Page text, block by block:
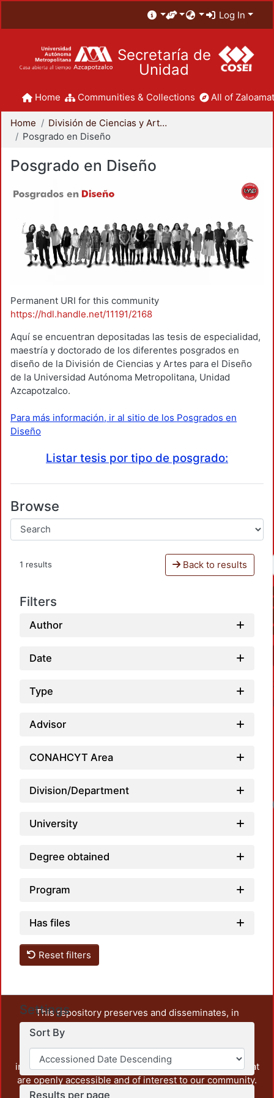
Log In
Secretaría de
Unidad
Home Communities & Collections All of
Home
División de Ciencias y Artes para el Diseño
Posgrado en Diseño
Posgrado en Diseño
Permanent URI for this community
https://hdl.handle.net/11191/2168
Aquí se encuentran depositadas las tesis de especialidad,
maestría y doctorado de los diferentes posgrados en
diseño de la División de Ciencias y Artes para el Diseño
de la Universidad Autónoma Metropolitana, Unidad
Azcapotzalco.
Para más información, ir al sitio de los Posgrados en
Diseño
Listar tesis por tipo de posgrado:
Browse
1 results Back to results
Filters
Author
Date
Type
Advisor
CONAHCYT Area
Division/Department
University
Degree obtained
Program
Has files
Reset filters
Settings
Sort By
Results per page
This repository preserves and disseminates, in
unrestricted open access, the teaching and research
output of UAM Azcapotzalco. It also includes some
administrative and graphic documents from the
institution, as well as content from other institutions that
are openly accessible and of interest to our community.